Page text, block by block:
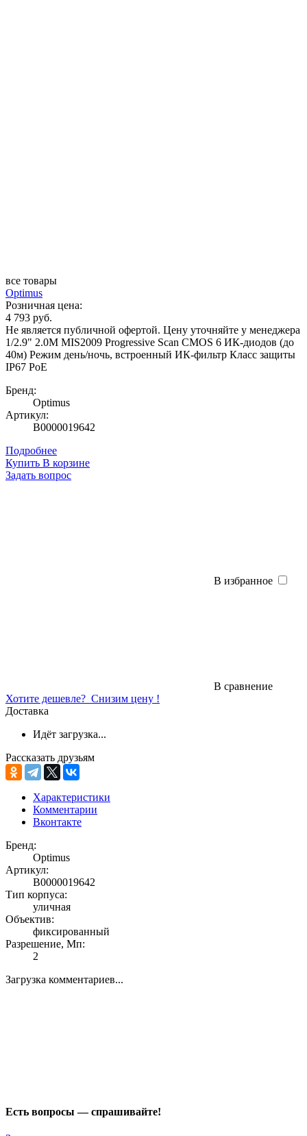
все товары
Optimus
Розничная цена:
4 793 руб.
Не является публичной офертой. Цену уточняйте у менеджера
1/2.9" 2.0M MIS2009 Progressive Scan CMOS 6 ИК-диодов (до
40м) Режим день/ночь, встроенный ИК-фильтр Класс защиты
IР67 PoE
Бренд:
Optimus
Артикул:
В0000019642
Подробнее
Купить В корзине
Задать вопрос
В избранное
В сравнение
Хотите дешевле? Снизим цену !
Доставка
Идёт загрузка...
Рассказать друзьям
Характеристики
Комментарии
Вконтакте
Бренд:
Optimus
Артикул:
В0000019642
Тип корпуса:
уличная
Объектив:
фиксированный
Разрешение, Мп:
2
Загрузка комментариев...
Есть вопросы — спрашивайте!